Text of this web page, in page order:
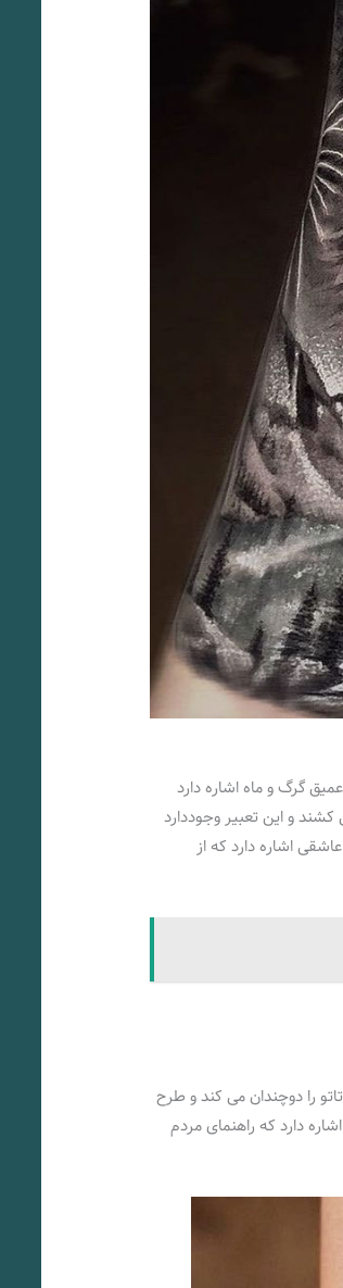
گرگ و ماه اشاره دارد
و این تعبیر وجوددارد
اشاره دارد که از
را دوچندان می کند و طرح
دارد که راهنمای مردم